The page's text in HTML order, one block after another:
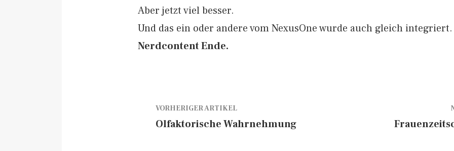
Aber jetzt viel besser.
Und das ein oder andere vom NexusOne wurde auch gleich
Nerdcontent Ende.
VORHERIGER ARTIKEL
Olfaktorische Wahrnehmung